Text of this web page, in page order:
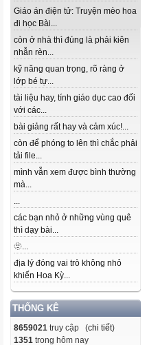
Giáo án điện tử: Truyện mèo hoa
đi học Bài...
còn ở nhà thì đúng là phải kiên
nhẫn rèn...
kỹ năng quan trọng, rõ ràng ở
lớp bé tự...
tài liệu hay, tính giáo dục cao đối
với các...
bài giảng rất hay và cảm xúc!...
còn để phóng to lên thì chắc phải
tải file...
mình vẫn xem được bình thường
mà...
...
các bạn nhỏ ở những vùng quê
thì dạy bài...
🫥...
địa lý đóng vai trò không nhỏ
khiến Hoa Kỳ...
THỐNG KÊ
8659021 truy cập (chi tiết)
1351 trong hôm nay